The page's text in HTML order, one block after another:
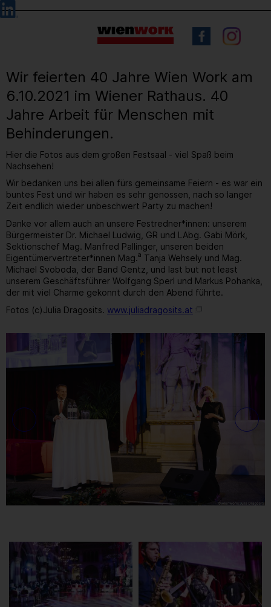
Barrierefreie
Bedienung
Sprachauswahl
Wir feierten 40 Jahre Wien Work am
6.10.2021 im Wiener Rathaus. 40
Jahre Arbeit für Menschen mit
Behinderungen.
Hier die Fotos aus dem großen Festsaal - viel Spaß beim
Nachsehen!
Wir bedanken uns bei allen fürs gemeinsame Feiern - es war ein
buntes Fest und wir haben es sehr genossen, nach so langer
Zeit endlich wieder unbeschwert Party zu machen!
Danke vor allem auch an unsere Festredner*innen: unserem
Bürgermeister Dr. Michael Ludwig, GR und LAbg. Gabi Mörk,
Sektionschef Mag. Manfred Pallinger, unseren beiden
Eigentümervertreter*innen Mag.a Tanja Wehsely und Mag.
Michael Svoboda, der Band Gentz, und last but not least
unserem Geschäftsführer Wolfgang Sperl und Markus Pohanka,
der mit viel Charme gekonnt durch den Abend führte.
Fotos (c)Julia Dragosits. www.juliadragosits.at
/ 259